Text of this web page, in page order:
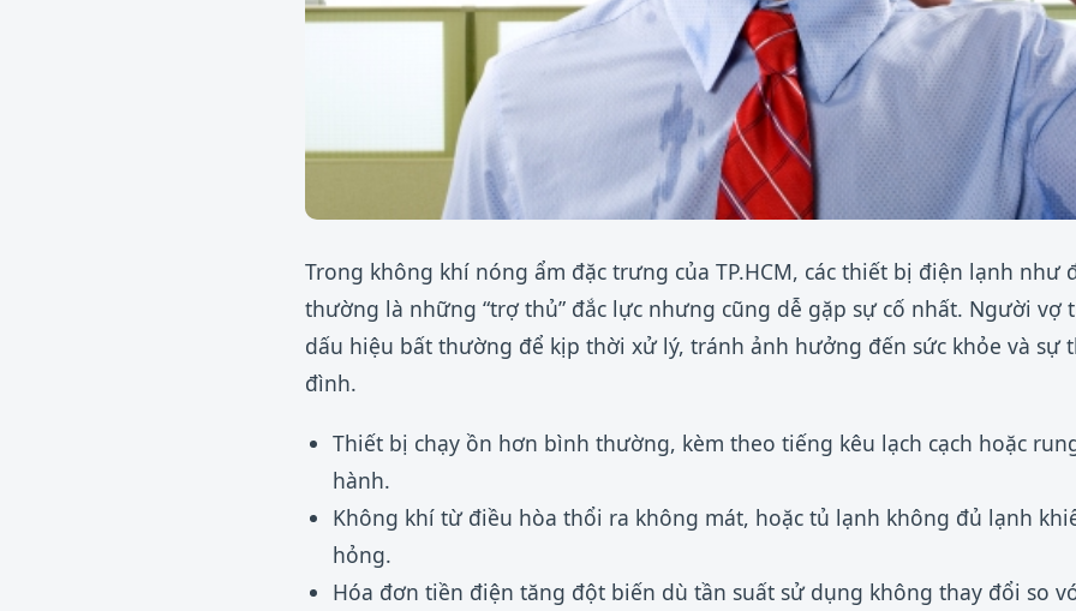
Trong không khí nóng ẩm đặc trưng của TP.HCM, các thiết bị điện lạnh như
thường là những “trợ thủ” đắc lực nhưng cũng dễ gặp sự cố nhất. Người vợ
dấu hiệu bất thường để kịp thời xử lý, tránh ảnh hưởng đến sức khỏe và sự
đình.
Thiết bị chạy ồn hơn bình thường, kèm theo tiếng kêu lạch cạch hoặc
hành.
Không khí từ điều hòa thổi ra không mát, hoặc tủ lạnh không đủ lạnh
hỏng.
Hóa đơn tiền điện tăng đột biến dù tần suất sử dụng không thay đổi so